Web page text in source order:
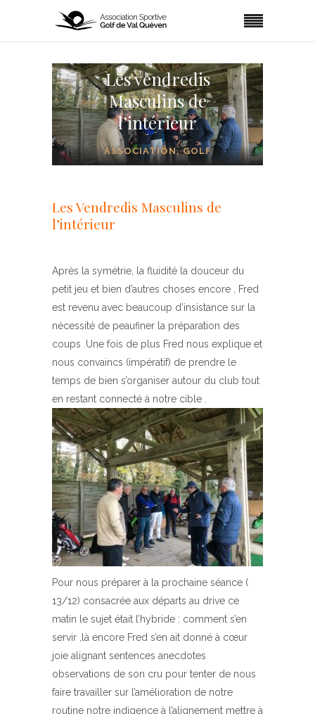
Les vendredis
Masculins de
l’intérieur
ASSOCIATION,GOLF
Les Vendredis Masculins de
l’intérieur
Après la symétrie, la fluidité la douceur du
petit jeu et bien d’autres choses encore , Fred
est revenu avec beaucoup d’insistance sur la
nécessité de peaufiner la préparation des
coups .Une fois de plus Fred nous explique et
nous convaincs (impératif) de prendre le
temps de bien s’organiser autour du club tout
en restant connecté à notre cible .
Pour nous préparer à la prochaine séance (
13/12) consacrée aux départs au drive ce
matin le sujet était l’hybride : comment s’en
servir ,là encore Fred s’en ait donné à cœur
joie alignant sentences anecdotes
observations de son cru pour tenter de nous
faire travailler sur l’amélioration de notre
routine notre indigence à l’alignement mettre à